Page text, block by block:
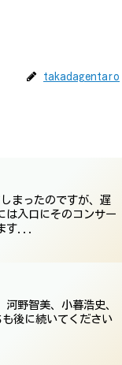
takadagentaro
まったのですが、遅
入口にそのコンサー
す...
野智美、小暮浩史、
後に続いてください